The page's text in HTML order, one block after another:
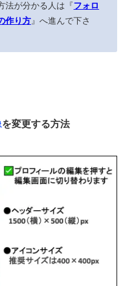
法が分かる人は『フォロ
作り方』へ進んで下さ
を変更する方法